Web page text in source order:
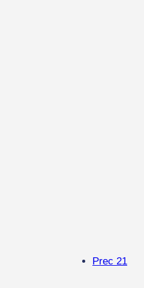
Prec 21